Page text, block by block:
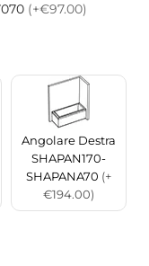
(+€97.00)
Angolare Destra
SHAPAN170-
SHAPANA70 (+
€194.00)